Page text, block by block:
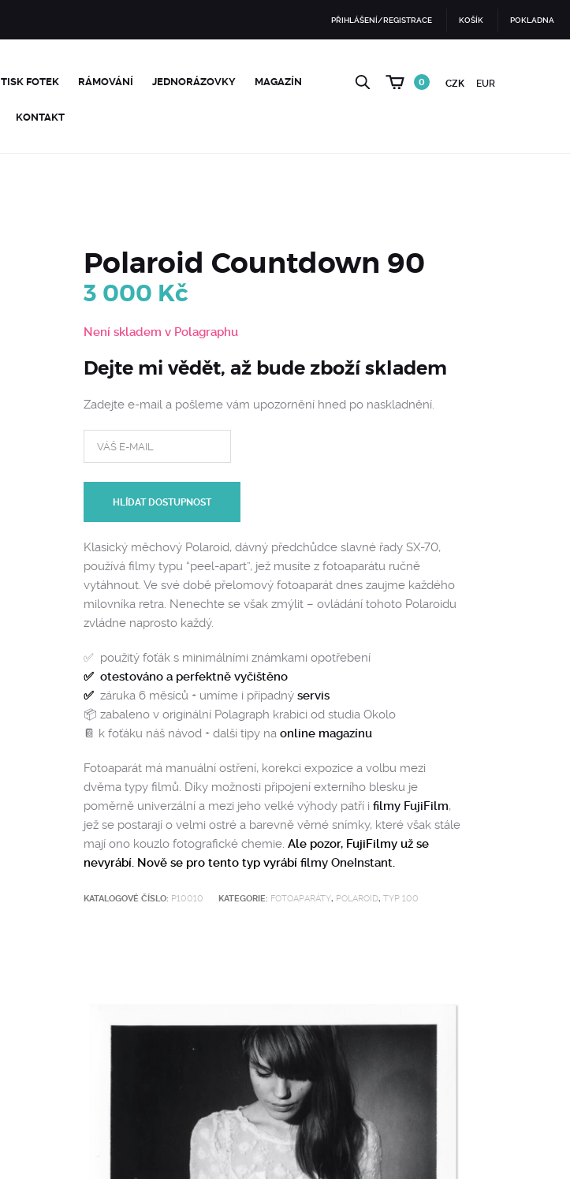
PŘIHLÁŠENÍ/REGISTRACE KOŠÍK POKLADNA
TISK FOTEK RÁMOVÁNÍ JEDNORÁZOVKY MAGAZÍN
KONTAKT
0 CZK EUR
Polaroid Countdown 90
3 000 Kč
Není skladem v Polagraphu
Dejte mi vědět, až bude zboží skladem
Zadejte e-mail a pošleme vám upozornění hned po naskladnění.
HLÍDAT DOSTUPNOST
Klasický měchový Polaroid, dávný předchůdce slavné řady SX-70,
používá filmy typu “peel-apart”, jež musíte z fotoaparátu ručně
vytáhnout. Ve své době přelomový fotoaparát dnes zaujme každého
milovníka retra. Nenechte se však zmýlit – ovládání tohoto Polaroidu
zvládne naprosto každý.
✅ použitý foťák s minimálními známkami opotřebení
✅ otestováno a perfektně vyčištěno
✅ záruka 6 měsíců + umíme i případný servis
📦 zabaleno v originální Polagraph krabici od studia Okolo
📔 k foťáku náš návod + další tipy na online magazínu
Fotoaparát má manuální ostření, korekci expozice a volbu mezi
dvěma typy filmů. Díky možnosti připojení externího blesku je
poměrně univerzální a mezi jeho velké výhody patří i filmy FujiFilm,
jež se postarají o velmi ostré a barevně věrné snímky, které však stále
mají ono kouzlo fotografické chemie. Ale pozor, FujiFilmy už se
nevyrábí. Nově se pro tento typ vyrábí filmy OneInstant.
KATALOGOVÉ ČÍSLO: P10010 KATEGORIE: FOTOAPARÁTY, POLAROID, TYP 100